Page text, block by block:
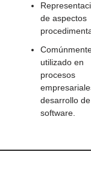
de aspectos
utilizado en
procesos
desarrollo de
software.